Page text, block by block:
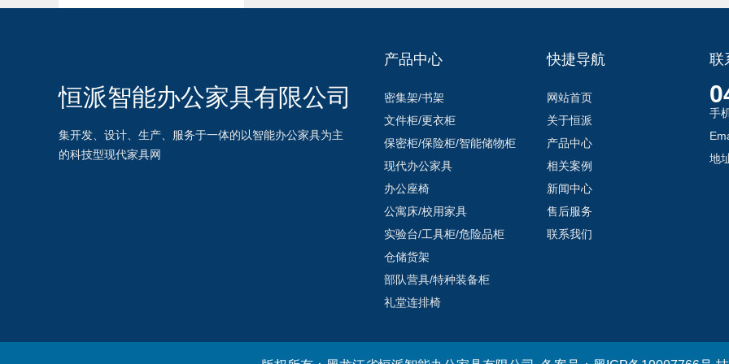
恒派智能办公家具有限公司
集开发、设计、生产、服务于一体的以智能办公家具为主
的科技型现代家具网
产品中心
密集架/书架
文件柜/更衣柜
保密柜/保险柜/智能储物柜
现代办公家具
办公座椅
公寓床/校用家具
实验台/工具柜/危险品柜
仓储货架
部队营具/特种装备柜
礼堂连排椅
快捷导航
网站首页
关于恒派
产品中心
相关案例
新闻中心
售后服务
联系我们
联
手
地